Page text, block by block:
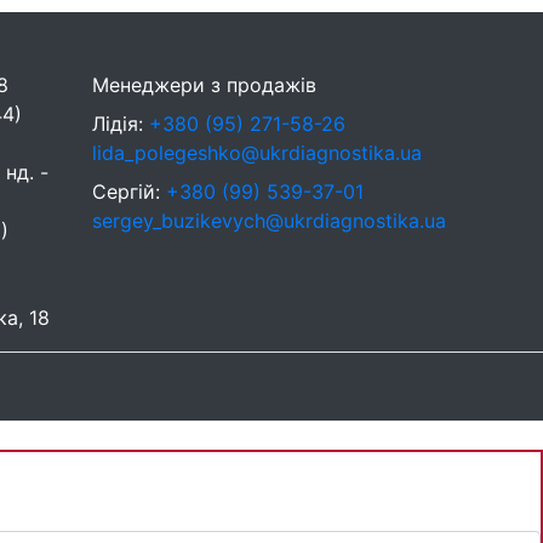
нд. -
18
Менеджери з продажів
Лідія: +380 (95) 271-58-26
lida_polegeshko@ukrdiagnostika.ua
Сергій: +380 (99) 539-37-01
sergey_buzikevych@ukrdiagnostika.ua